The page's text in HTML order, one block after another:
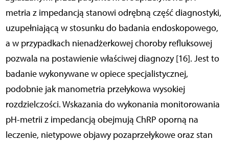
metria z impedancją stanowi odrębną część diagnostyki,
uzupełniającą w stosunku do badania endoskopowego,
a w przypadkach nienadżerkowej choroby refluksowej
pozwala na postawienie właściwej diagnozy [16]. Jest to
badanie wykonywane w opiece specjalistycznej,
podobnie jak manometria przełykowa wysokiej
rozdzielczości. Wskazania do wykonania monitorowania
pH-metrii z impedancją obejmują ChRP oporną na
leczenie, nietypowe objawy pozaprzełykowe oraz stan